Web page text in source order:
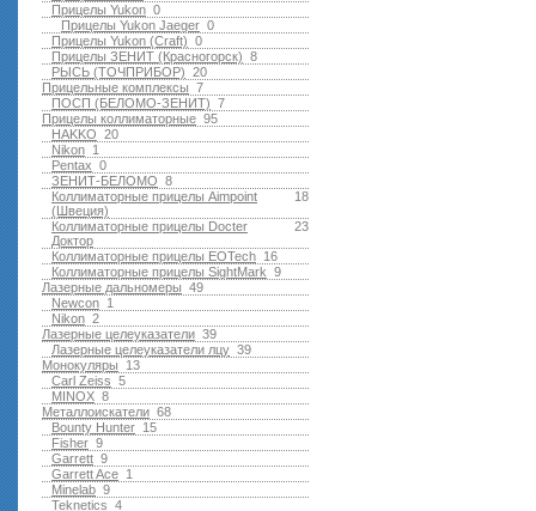
0
Прицелы Yukon
0
Прицелы Yukon Jaeger
0
Прицелы Yukon (Craft)
8
Прицелы ЗЕНИТ (Красногорск)
20
РЫСЬ (ТОЧПРИБОР)
7
Прицельные комплексы
7
ПОСП (БЕЛОМО-ЗЕНИТ)
95
Прицелы коллиматорные
20
HAKKO
1
Nikon
0
Pentax
8
ЗЕНИТ-БЕЛОМО
18
Коллиматорные прицелы Aimpoint
(Швеция)
23
Коллиматорные прицелы Docter
Доктор
16
Коллиматорные прицелы EOTech
9
Коллиматорные прицелы SightMark
49
Лазерные дальномеры
1
Newcon
2
Nikon
39
Лазерные целеуказатели
39
Лазерные целеуказатели лцу
13
Монокуляры
5
Carl Zeiss
8
MINOX
68
Металлоискатели
15
Bounty Hunter
9
Fisher
9
Garrett
1
Garrett Ace
9
Minelab
4
Teknetics